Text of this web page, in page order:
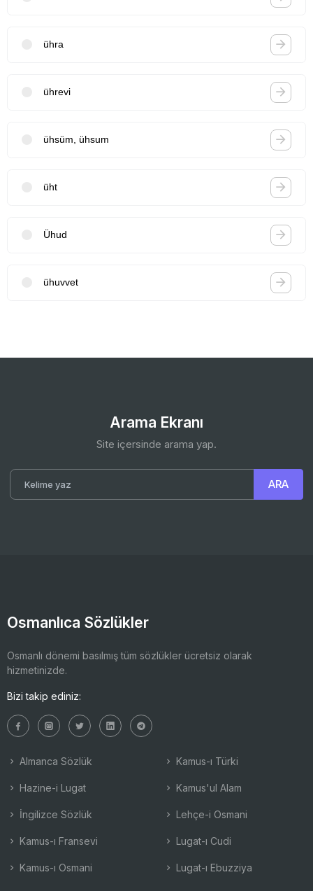
ühra
ührevi
ühsüm, ühsum
üht
Ühud
ühuvvet
Arama Ekranı
Site içersinde arama yap.
Osmanlıca Sözlükler
Osmanlı dönemi basılmış tüm sözlükler ücretsiz olarak
hizmetinizde.
Bizi takip ediniz:
Almanca Sözlük
Hazine-i Lugat
İngilizce Sözlük
Kamus-ı Fransevi
Kamus-ı Osmani
Kamus-ı Türki
Kamus'ul Alam
Lehçe-i Osmani
Lugat-ı Cudi
Lugat-ı Ebuzziya